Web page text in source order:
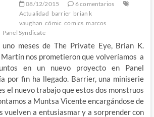
08/12/2015
6 comentarios
Actualidad barrier brian k
vaughan cómic comics marcos
Panel Syndicate
meses de The Private Eye, Brian K.
nos prometieron que volveríamos a
en un nuevo proyecto en Panel
por fin ha llegado. Barrier, una miniserie
el nuevo trabajo que estos dos monstruos
a Muntsa Vicente encargándose de
vuelven a entusiasmar y a sorprender con